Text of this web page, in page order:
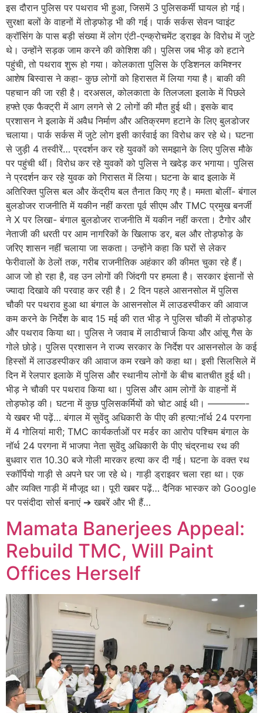
इस दौरान पुलिस पर पथराव भी हुआ, जिसमें 3 पुलिसकर्मी घायल हो गई।
सुरक्षा बलों के वाहनों में तोड़फोड़ भी की गई। पार्क सर्कस सेवन प्वाइंट
क्रॉसिंग के पास बड़ी संख्या में लोग एंटी-एन्क्रोचमेंट ड्राइव के विरोध में जुटे
थे। उन्होंने सड़क जाम करने की कोशिश की। पुलिस जब भीड़ को हटाने
पहुंची, तो पथराव शुरू हो गया। कोलकाता पुलिस के एडिशनल कमिश्नर
आशेष बिस्वास ने कहा- कुछ लोगों को हिरासत में लिया गया है। बाकी की
पहचान की जा रही है। दरअसल, कोलकाता के तिलजला इलाके में पिछले
हफ्ते एक फैक्ट्री में आग लगने से 2 लोगों की मौत हुई थी। इसके बाद
प्रशासन ने इलाके में अवैध निर्माण और अतिक्रमण हटाने के लिए बुलडोजर
चलाया। पार्क सर्कस में जुटे लोग इसी कार्रवाई का विरोध कर रहे थे। घटना
से जुड़ी 4 तस्वीरें… प्रदर्शन कर रहे युवकों को समझाने के लिए पुलिस मौके
पर पहुंची थीं। विरोध कर रहे युवकों को पुलिस ने खदेड़ कर भगाया। पुलिस
ने प्रदर्शन कर रहे युवक को गिरासत में लिया। घटना के बाद इलाके में
अतिरिक्त पुलिस बल और केंद्रीय बल तैनात किए गए है। ममता बोलीं- बंगाल
बुलडोजर राजनीति में यकीन नहीं करता पूर्व सीएम और TMC प्रमुख बनर्जी
ने X पर लिखा- बंगाल बुलडोजर राजनीति में यकीन नहीं करता। टैगोर और
नेताजी की धरती पर आम नागरिकों के खिलाफ डर, बल और तोड़फोड़ के
जरिए शासन नहीं चलाया जा सकता। उन्होंने कहा कि घरों से लेकर
फेरीवालों के ठेलों तक, गरीब राजनीतिक अहंकार की कीमत चुका रहे हैं।
आज जो हो रहा है, वह उन लोगों की जिंदगी पर हमला है। सरकार इंसानों से
ज्यादा दिखावे की परवाह कर रही है। 2 दिन पहले आसनसोल में पुलिस
चौकी पर पथराव हुआ था बंगाल के आसनसोल में लाउडस्पीकर की आवाज
कम करने के निर्देश के बाद 15 मई की रात भीड़ ने पुलिस चौकी में तोड़फोड़
और पथराव किया था। पुलिस ने जवाब में लाठीचार्ज किया और आंसू गैस के
गोले छोड़े। पुलिस प्रशासन ने राज्य सरकार के निर्देश पर आसनसोल के कई
हिस्सों में लाउडस्पीकर की आवाज कम रखने को कहा था। इसी सिलसिले में
दिन में रेलपार इलाके में पुलिस और स्थानीय लोगों के बीच बातचीत हुई थी।
भीड़ ने चौकी पर पथराव किया था। पुलिस और आम लोगों के वाहनों में
तोड़फोड़ की। घटना में कुछ पुलिसकर्मियों को चोट आई थी। ————-
ये खबर भी पढ़ें… बंगाल में सुवेंदु अधिकारी के पीए की हत्या:नॉर्थ 24 परगना
में 4 गोलियां मारी; TMC कार्यकर्ताओं पर मर्डर का आरोप पश्चिम बंगाल के
नॉर्थ 24 परगना में भाजपा नेता सुवेंदु अधिकारी के पीए चंद्रनाथ रथ की
बुधवार रात 10.30 बजे गोली मारकर हत्या कर दी गई। घटना के वक्त रथ
स्कॉर्पियो गाड़ी से अपने घर जा रहे थे। गाड़ी ड्राइवर चला रहा था। एक
और व्यक्ति गाड़ी में मौजूद था। पूरी खबर पढ़ें… दैनिक भास्कर को Google
पर पसंदीदा सोर्स बनाएं ➔ खबरें और भी हैं…
Mamata Banerjees Appeal:
Rebuild TMC, Will Paint
Offices Herself